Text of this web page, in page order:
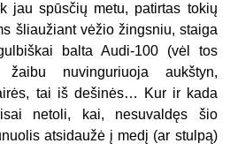
jau spūsčių metu, patirtas tokių
šliaužiant vėžio žingsniu, staiga
balta Audi-100 (vėl tos
nuvinguriuoja aukštyn,
tai iš dešinės… Kur ir kada
netoli, kai, nesuvaldęs šio
atsidaužė į medį (ar stulpą)